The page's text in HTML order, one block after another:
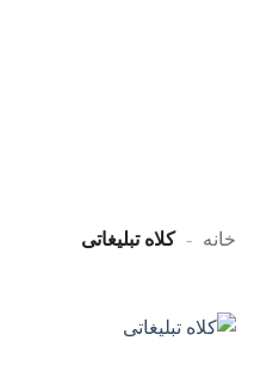
خانه - کلاه تبلیغاتی